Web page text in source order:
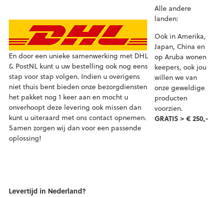
En door een unieke samenwerking met DHL
& PostNL kunt u uw bestelling ook nog eens
stap voor stap volgen. Indien u overigens
niet thuis bent bieden onze bezorgdiensten
het pakket nog 1 keer aan en mocht u
onverhoopt deze levering ook missen dan
kunt u uiteraard met ons contact opnemen.
Samen zorgen wij dan voor een passende
oplossing!
Levertijd in Nederland?
Alle andere
landen:
Ook in Amerika,
Japan, China en
op Aruba wonen
keepers, ook jou
willen we van
onze geweldige
producten
voorzien.
GRATIS > € 250,-